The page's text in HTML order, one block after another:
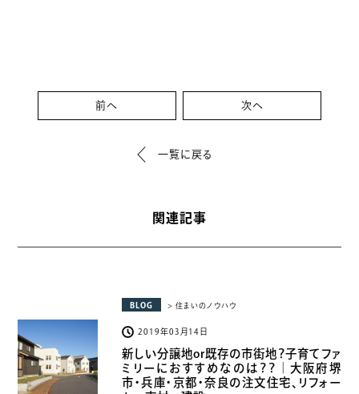
前へ 次へ
一覧に戻る
関連記事
BLOG > 住まいのノウハウ
2019年03月14日
新しい分譲地or既存の市街地？子育てファ
ミリーにおすすめなのは？？｜大阪府堺
市・兵庫・京都・奈良の注文住宅、リフォー